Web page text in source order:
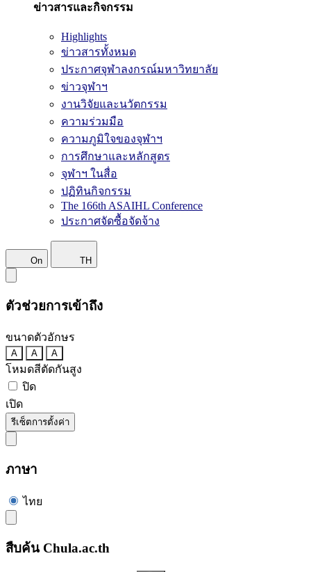
ข่าวสารและกิจกรรม
Highlights
ข่าวสารทั้งหมด
ประกาศจุฬาลงกรณ์มหาวิทยาลัย
ข่าวจุฬาฯ
งานวิจัยและนวัตกรรม
ความร่วมมือ
ความภูมิใจของจุฬาฯ
การศึกษาและหลักสูตร
จุฬาฯ ในสื่อ
ปฏิทินกิจกรรม
The 166th ASAIHL Conference
ประกาศจัดซื้อจัดจ้าง
On TH
ตัวช่วยการเข้าถึง
ขนาดตัวอักษร
A A A
โหมดสีตัดกันสูง
ปิด
เปิด
รีเซ็ตการตั้งค่า
ภาษา
ไทย
สืบค้น Chula.ac.th